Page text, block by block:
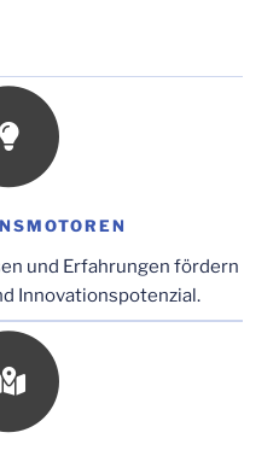
und Erfahrungen fördern
Innovationspotenzial.